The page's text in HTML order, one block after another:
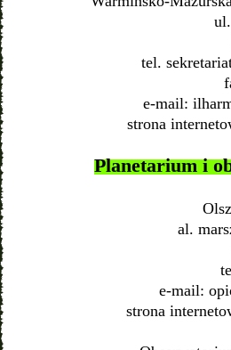
tel.
e-mail:
strona
Planetarium i
al.
e-mail:
strona